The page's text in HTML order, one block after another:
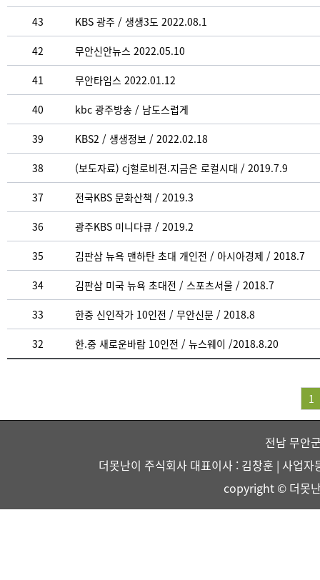
43 KBS 광주 / 생생3도 2022.08.1
42 무안신안뉴스 2022.05.10
41 무안타임스 2022.01.12
40 kbc 광주방송 / 남도스럽게
39 KBS2 / 생생정보 / 2022.02.18
38 (보도자료) cj헐로비젼.지금은 로컬시대 / 2019.7.9
37 전국KBS 문화산책 / 2019.3
36 광주KBS 미니다큐 / 2019.2
35 김판삼 뉴욕 맨하탄 초대 개인전 / 아시아경제 / 2018.7
34 김판삼 미국 뉴욕 초대전 / 스포츠서울 / 2018.7
33 한중 신인작가 10인전 / 무안신문 / 2018.8
32 한.중 새로운바람 10인전 / 뉴스웨이 /2018.8.20
1
전남 무안
더못난이 주식회사 대표이사 : 김창훈 | 사
copyright © 더못